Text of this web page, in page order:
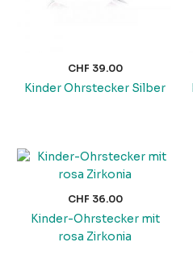
CHF 39.00
Kinder Ohrstecker Silber
CHF 36.00
Kinder-Ohrstecker mit
rosa Zirkonia